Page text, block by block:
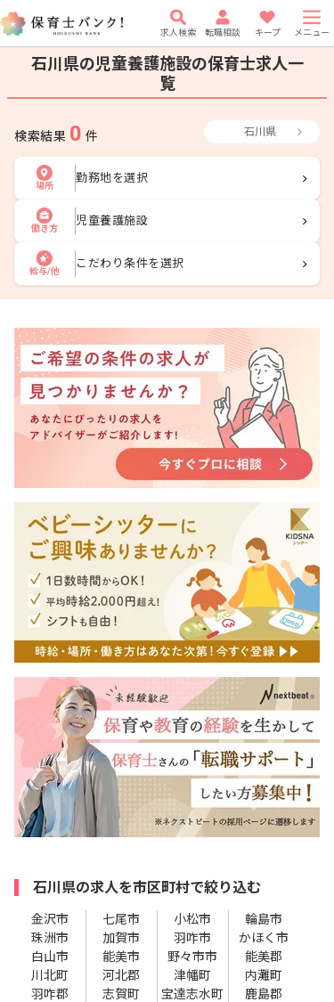
求人検索 転職相談 キープ メニュー
石川県の児童養護施設の保育士求人一
覧
検索結果 0 件 石川県
場所
勤務地を選択
働き方
児童養護施設
給与/他
こだわり条件を選択
石川県の求人を市区町村で絞り込む
金沢市 七尾市 小松市
輪島市
珠洲市
加賀市 羽咋市
かほく市
白山市
能美市 野々市市
能美郡
川北町
河北郡 津幡町
内灘町
羽咋郡
志賀町 宝達志水町
鹿島郡